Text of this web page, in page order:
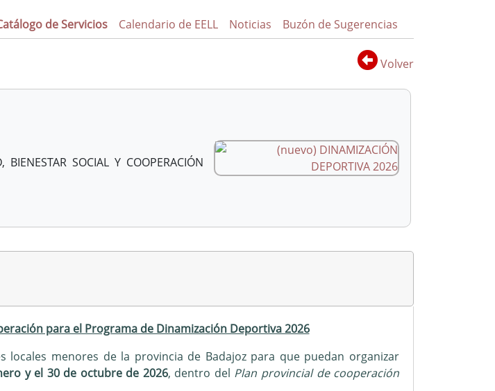
de Servicios Calendario de EELL Noticias Buzón de Sugerencias
Volver
SOCIAL Y COOPERACIÓN
para el Programa de Dinamización Deportiva 2026
menores de la provincia de Badajoz para que puedan organizar
y el 30 de octubre de 2026, dentro del Plan provincial de cooperación